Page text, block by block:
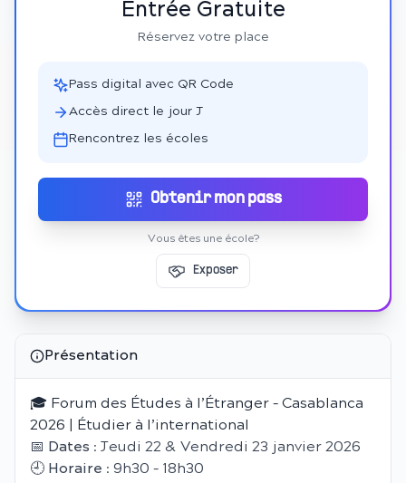
Entrée Gratuite
Réservez votre place
Pass digital avec QR Code
Accès direct le jour J
Rencontrez les écoles
Obtenir mon pass
Vous êtes une école?
Exposer
Présentation
🎓 Forum des Études à l’Étranger – Casablanca
2026 | Étudier à l’international
📅 Dates : Jeudi 22 & Vendredi 23 janvier 2026
🕘 Horaire : 9h30 – 18h30